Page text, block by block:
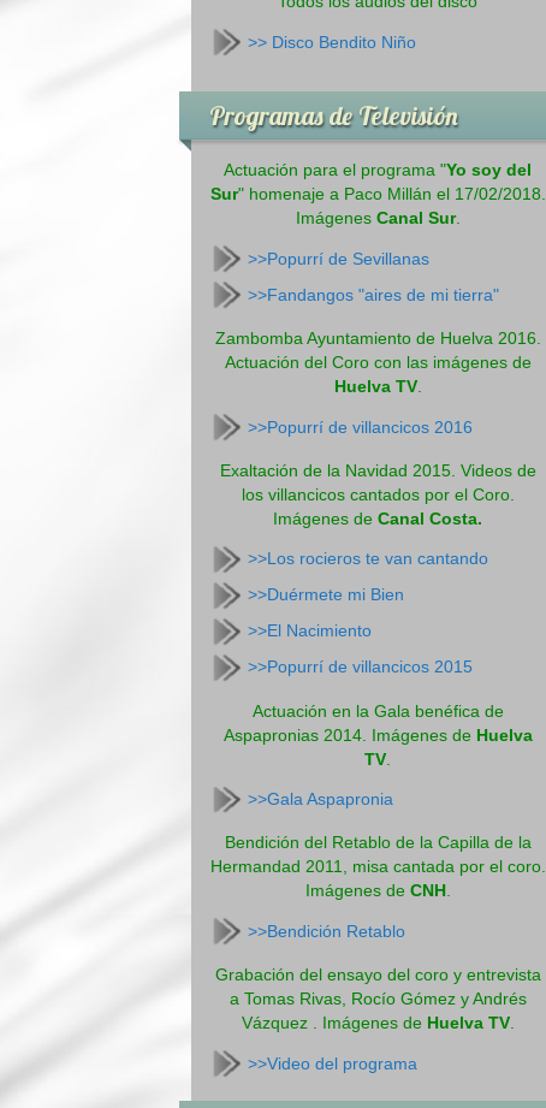
>> Disco Bendito Niño
Programas de Televisión
Actuación para el programa "Yo soy del
Sur" homenaje a Paco Millán el 17/02/2018.
Imágenes Canal Sur.
>>Popurrí de Sevillanas
>>Fandangos "aires de mi tierra"
Zambomba Ayuntamiento de Huelva 2016.
Actuación del Coro con las imágenes de
Huelva TV.
>>Popurrí de villancicos 2016
Exaltación de la Navidad 2015. Videos de
los villancicos cantados por el Coro.
Imágenes deCanal Costa.
>>Los rocieros te van cantando
>>Duérmete mi Bien
>>El Nacimiento
>>Popurrí de villancicos 2015
Actuación en la Gala benéfica de
Aspapronias 2014. Imágenes de Huelva
TV
>>Gala Aspapronia
Bendición del Retablo de la Capilla de la
Hermandad 2011, misa cantada por el coro.
Imágenes de CNH.
>>Bendición Retablo
Grabación del ensayo del coro y entrevista
a Tomas Rivas, Rocío Gómez y Andrés
Vázquez . Imágenes de Huelva TV.
>>Video del programa